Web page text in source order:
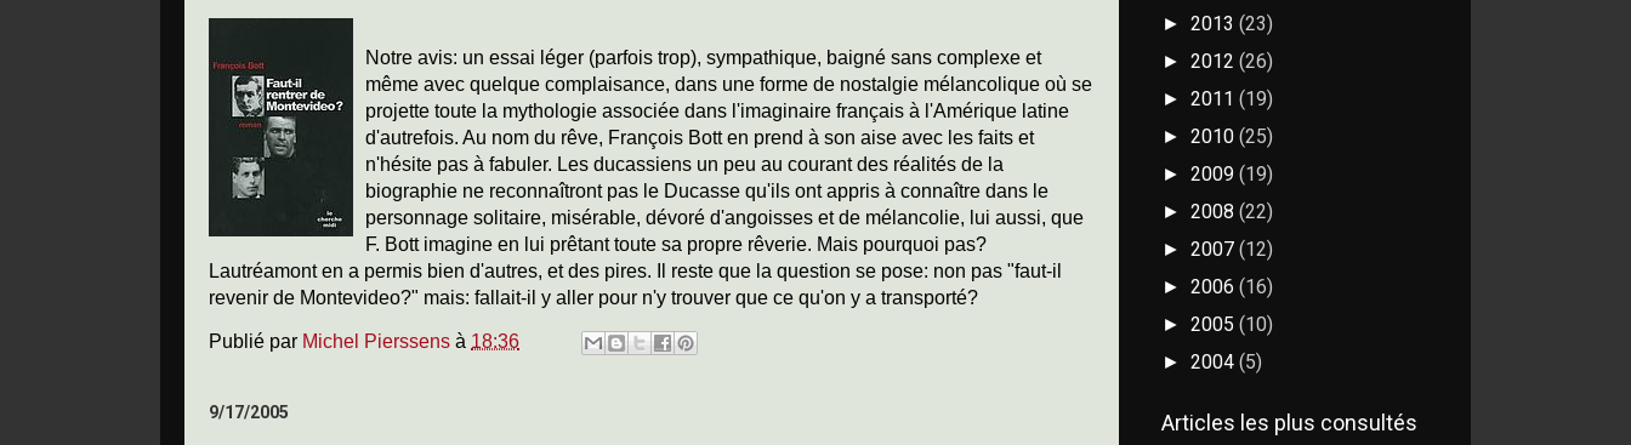
Notre avis: un essai léger (parfois trop), sympathique, baigné sans complexe et
même avec quelque complaisance, dans une forme de nostalgie mélancolique où se
projette toute la mythologie associée dans l'imaginaire français à l'Amérique latine
d'autrefois. Au nom du rêve, François Bott en prend à son aise avec les faits et
n'hésite pas à fabuler. Les ducassiens un peu au courant des réalités de la
biographie ne reconnaîtront pas le Ducasse qu'ils ont appris à connaître dans le
personnage solitaire, misérable, dévoré d'angoisses et de mélancolie, lui aussi, que
F. Bott imagine en lui prêtant toute sa propre rêverie. Mais pourquoi pas?
Lautréamont en a permis bien d'autres, et des pires. Il reste que la question se pose: non pas "faut-il
revenir de Montevideo?" mais: fallait-il y aller pour n'y trouver que ce qu'on y a transporté?
Publié par Michel Pierssens à 18:36
9/17/2005
► 2013 (23)
► 2012 (26)
► 2011 (19)
► 2010 (25)
► 2009 (19)
► 2008 (22)
► 2007 (12)
► 2006 (16)
► 2005 (10)
► 2004 (5)
Articles les plus consultés